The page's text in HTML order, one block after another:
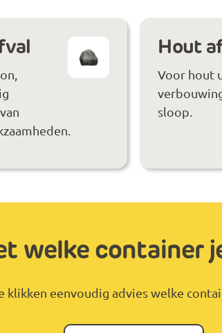
Hout
Voor hout
sloop.
welke container
klikken eenvoudig advies welke